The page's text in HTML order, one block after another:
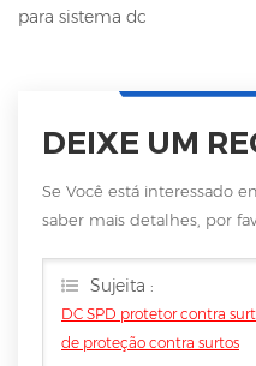
para sistema dc
DEIXE UM
Se Você está interessado
saber mais detalhes, por
Sujeita :
DC SPD protetor contra
de proteção contra surtos